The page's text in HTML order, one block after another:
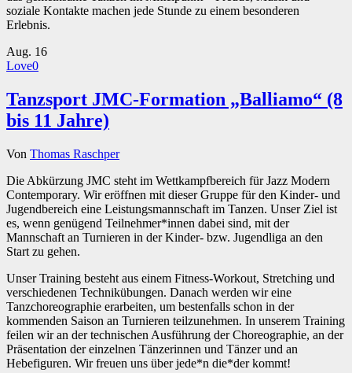
soziale Kontakte machen jede Stunde zu einem besonderen
Erlebnis.
Aug. 16
Love0
Tanzsport JMC-Formation „Balliamo“ (8
bis 11 Jahre)
Von Thomas Raschper
Die Abkürzung JMC steht im Wettkampfbereich für Jazz Modern
Contemporary. Wir eröffnen mit dieser Gruppe für den Kinder- und
Jugendbereich eine Leistungsmannschaft im Tanzen. Unser Ziel ist
es, wenn genügend Teilnehmer*innen dabei sind, mit der
Mannschaft an Turnieren in der Kinder- bzw. Jugendliga an den
Start zu gehen.
Unser Training besteht aus einem Fitness-Workout, Stretching und
verschiedenen Technikübungen. Danach werden wir eine
Tanzchoreographie erarbeiten, um bestenfalls schon in der
kommenden Saison an Turnieren teilzunehmen. In unserem Training
feilen wir an der technischen Ausführung der Choreographie, an der
Präsentation der einzelnen Tänzerinnen und Tänzer und an
Hebefiguren. Wir freuen uns über jede*n die*der kommt!